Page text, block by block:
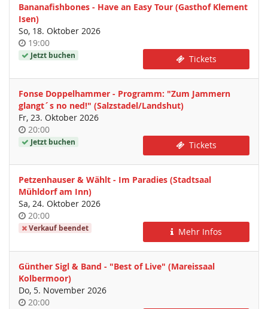
Bananafishbones - Have an Easy Tour (Gasthof Klement
Isen)
So, 18. Oktober 2026
Uhrzeit
19:00
Jetzt buchen Tickets
Fonse Doppelhammer - Programm: "Zum Jammern
glangt´s no ned!" (Salzstadel/Landshut)
Fr, 23. Oktober 2026
Uhrzeit
20:00
Jetzt buchen Tickets
Petzenhauser & Wählt - Im Paradies (Stadtsaal
Mühldorf am Inn)
Sa, 24. Oktober 2026
Uhrzeit
20:00
Verkauf beendet Mehr Infos
Günther Sigl & Band - "Best of Live" (Mareissaal
Kolbermoor)
Do, 5. November 2026
Uhrzeit
20:00